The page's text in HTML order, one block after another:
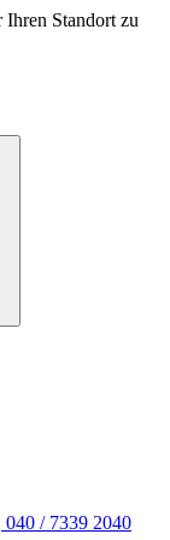
Ihren Standort zu
040 / 7339 2040